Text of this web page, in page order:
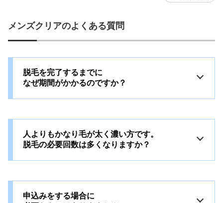
メンズクリアのよくある質問
脱毛を完了するまでに
なぜ期間がかかるのですか？
人よりもかなり毛が太く濃い方です。
脱毛の必要回数は多くなりますか？
申込みをする場合に